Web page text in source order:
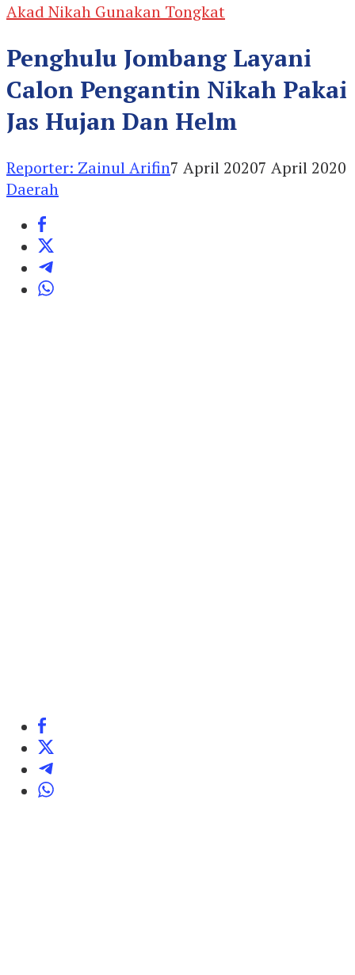
Akad Nikah Gunakan Tongkat
Penghulu Jombang Layani
Calon Pengantin Nikah Pakai
Jas Hujan Dan Helm
Reporter: Zainul Arifin7 April 20207 April 2020
Daerah